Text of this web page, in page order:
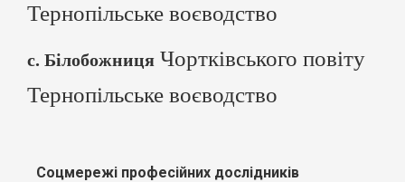
Тернопільське воєводство
с. Білобожниця Чортківського повіту
Тернопільське воєводство
Соцмережі професійних дослідників